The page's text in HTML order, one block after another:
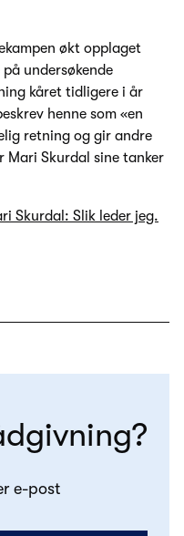
økt opplaget
undersøkende
kåret tidligere i år
henne som «en
retning og gir andre
Skurdal sine tanker
Skurdal: Slik leder jeg.
e-post